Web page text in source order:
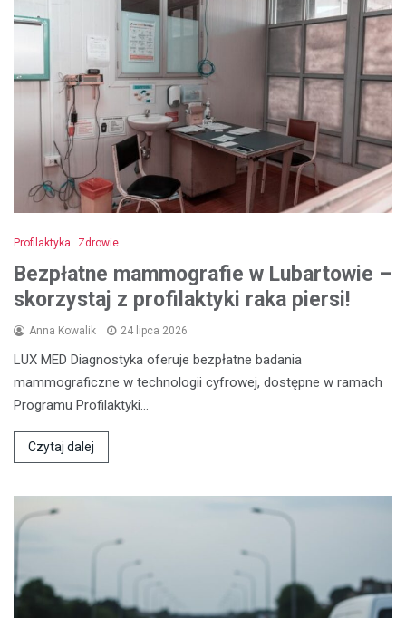
Profilaktyka Zdrowie
Bezpłatne mammografie w Lubartowie –
skorzystaj z profilaktyki raka piersi!
Anna Kowalik 24 lipca 2026
LUX MED Diagnostyka oferuje bezpłatne badania
mammograficzne w technologii cyfrowej, dostępne w ramach
Programu Profilaktyki…
Czytaj dalej